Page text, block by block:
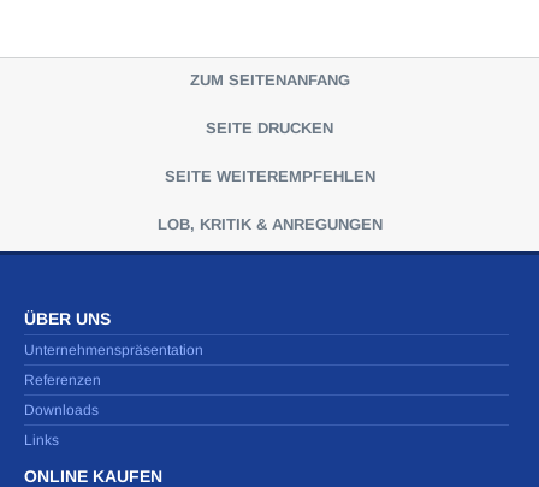
ZUM SEITENANFANG
SEITE DRUCKEN
SEITE WEITEREMPFEHLEN
LOB, KRITIK & ANREGUNGEN
ÜBER UNS
Unternehmenspräsentation
Referenzen
Downloads
Links
ONLINE KAUFEN